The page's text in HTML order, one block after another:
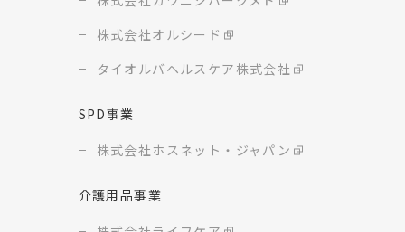
株式会社オルシード
タイオルバヘルスケア株式会社
SPD事業
株式会社ホスネット・ジャパン
介護用品事業